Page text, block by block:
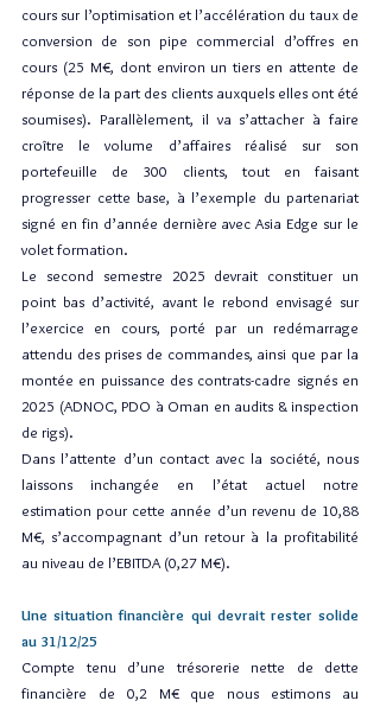
cours sur l’optimisation et l’accélération du taux de
conversion de son pipe commercial d’offres en
cours (25 M€, dont environ un tiers en attente de
réponse de la part des clients auxquels elles ont été
soumises). Parallèlement, il va s’attacher à faire
croître le volume d’affaires réalisé sur son
portefeuille de 300 clients, tout en faisant
progresser cette base, à l’exemple du partenariat
signé en fin d’année dernière avec Asia Edge sur le
volet formation.
Le second semestre 2025 devrait constituer un
point bas d’activité, avant le rebond envisagé sur
l’exercice en cours, porté par un redémarrage
attendu des prises de commandes, ainsi que par la
montée en puissance des contrats-cadre signés en
2025 (ADNOC, PDO à Oman en audits & inspection
de rigs).
Dans l’attente d’un contact avec la société, nous
laissons inchangée en l’état actuel notre
estimation pour cette année d’un revenu de 10,88
M€, s’accompagnant d’un retour à la profitabilité
au niveau de l’EBITDA (0,27 M€).
Une situation financière qui devrait rester solide
au 31/12/25
Compte tenu d’une trésorerie nette de dette
financière de 0,2 M€ que nous estimons au